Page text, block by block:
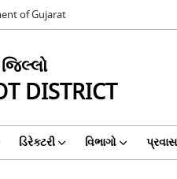
of Gujarat
DISTRICT
ડિરેક્ટરી વિભાગો